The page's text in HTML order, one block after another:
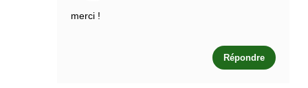
merci !
Répondre